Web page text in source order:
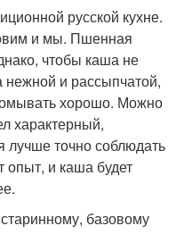
русской кухне.
и мы. Пшенная
чтобы каша не
нежной и рассыпчатой,
хорошо. Можно
характерный,
лучше точно соблюдать
и каша будет
базовому